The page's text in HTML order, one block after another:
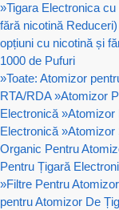
»Tigara Electronica
fără nicotină Reduceri)
opțiuni cu nicotină și
1000 de Pufuri
»Toate: Atomizor
RTA/RDA »Atomizor
Electronică »Atomizor
Electronică »Atomizor
Organic Pentru
Pentru Țigară
»Filtre Pentru
pentru Atomizor De